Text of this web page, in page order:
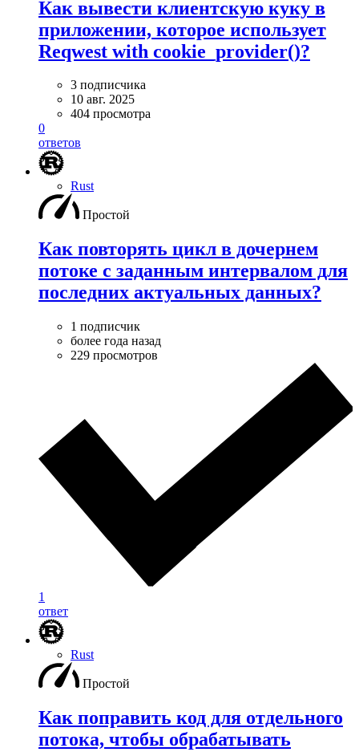
Как вывести клиентскую куку в
приложении, которое использует
Reqwest with cookie_provider()?
3 подписчика
10 авг. 2025
404 просмотра
0
ответов
Rust
Простой
Как повторять цикл в дочернем
потоке с заданным интервалом для
последних актуальных данных?
1 подписчик
более года назад
229 просмотров
1
ответ
Rust
Простой
Как поправить код для отдельного
потока, чтобы обрабатывать